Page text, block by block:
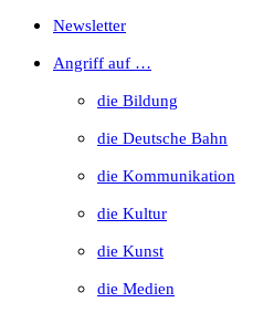
search
panel.
Newsletter
Angriff auf …
die Bildung
die Deutsche Bahn
die Kommunikation
die Kultur
die Kunst
die Medien